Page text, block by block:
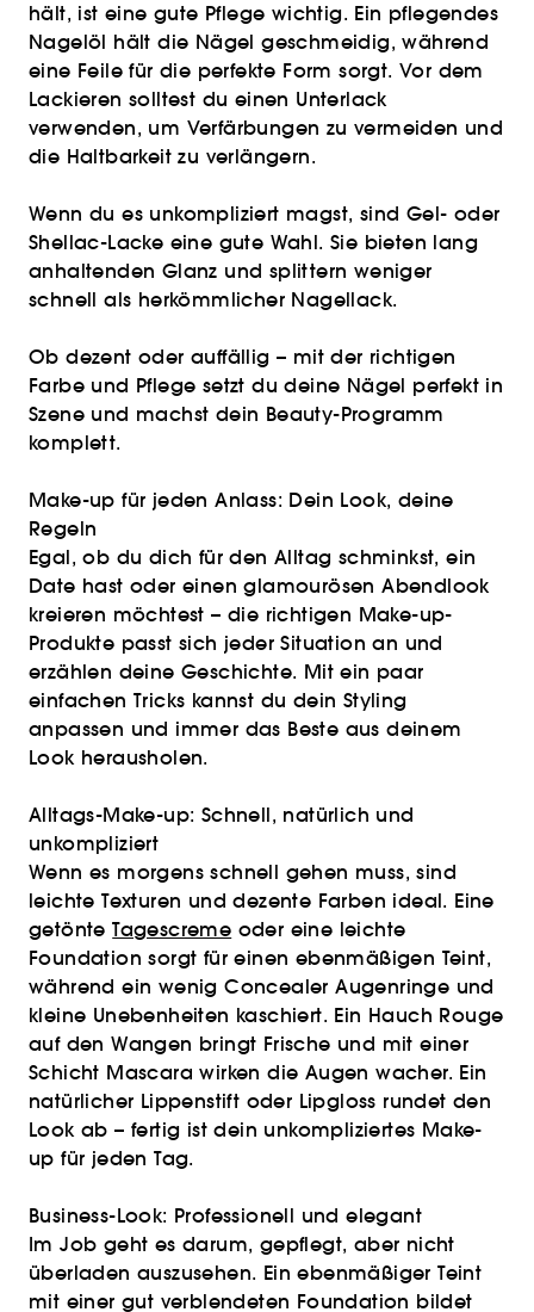
hält, ist eine gute Pflege wichtig. Ein pflegendes
Nagelöl hält die Nägel geschmeidig, während
eine Feile für die perfekte Form sorgt. Vor dem
Lackieren solltest du einen Unterlack
verwenden, um Verfärbungen zu vermeiden und
die Haltbarkeit zu verlängern.
Wenn du es unkompliziert magst, sind Gel- oder
Shellac-Lacke eine gute Wahl. Sie bieten lang
anhaltenden Glanz und splittern weniger
schnell als herkömmlicher Nagellack.
Ob dezent oder auffällig – mit der richtigen
Farbe und Pflege setzt du deine Nägel perfekt in
Szene und machst dein Beauty-Programm
komplett.
Make-up für jeden Anlass: Dein Look, deine
Regeln
Egal, ob du dich für den Alltag schminkst, ein
Date hast oder einen glamourösen Abendlook
kreieren möchtest – die richtigen Make-up-
Produkte passt sich jeder Situation an und
erzählen deine Geschichte. Mit ein paar
einfachen Tricks kannst du dein Styling
anpassen und immer das Beste aus deinem
Look herausholen.
Alltags-Make-up: Schnell, natürlich und
unkompliziert
Wenn es morgens schnell gehen muss, sind
leichte Texturen und dezente Farben ideal. Eine
getönteTagescreme oder eine leichte
Foundation sorgt für einen ebenmäßigen Teint,
während ein wenig Concealer Augenringe und
kleine Unebenheiten kaschiert. Ein Hauch Rouge
auf den Wangen bringt Frische und mit einer
Schicht Mascara wirken die Augen wacher. Ein
natürlicher Lippenstift oder Lipgloss rundet den
Look ab – fertig ist dein unkompliziertes Make-
up für jeden Tag.
Business-Look: Professionell und elegant
Im Job geht es darum, gepflegt, aber nicht
überladen auszusehen. Ein ebenmäßiger Teint
mit einer gut verblendeten Foundation bildet